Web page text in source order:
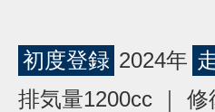
初度登録 2024年
排気量1200cc ｜